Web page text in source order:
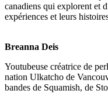
canadiens qui explorent et
expériences et leurs
Breanna Deis
Youtubeuse créatrice de
nation Ulkatcho de
bandes de Squamish, de